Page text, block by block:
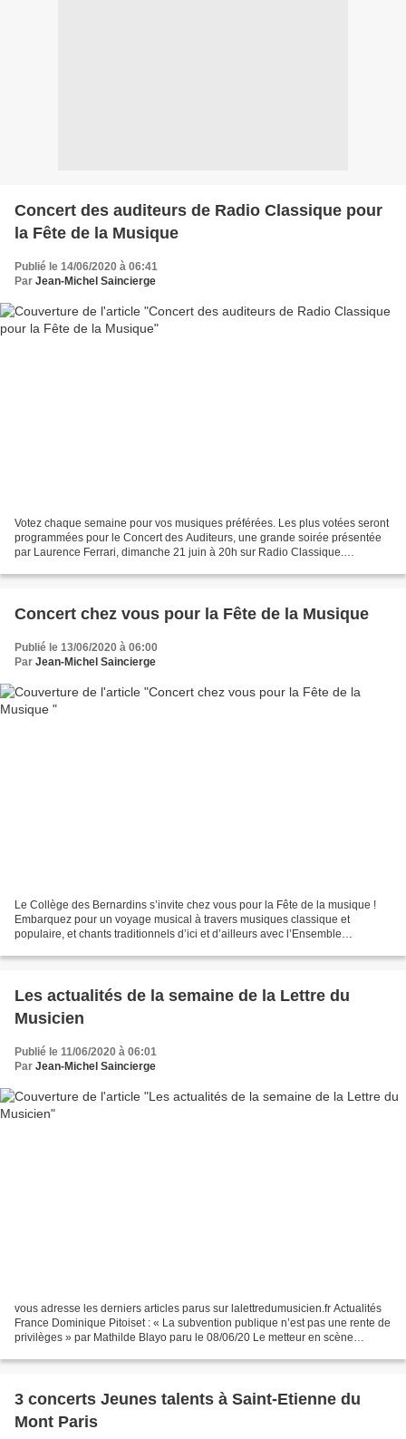
Concert des auditeurs de Radio Classique pour
la Fête de la Musique
Publié le 14/06/2020 à 06:41
Par Jean-Michel Saincierge
Votez chaque semaine pour vos musiques préférées. Les plus votées seront
programmées pour le Concert des Auditeurs, une grande soirée présentée
par Laurence Ferrari, dimanche 21 juin à 20h sur Radio Classique.
Concert chez vous pour la Fête de la Musique
Publié le 13/06/2020 à 06:00
Par Jean-Michel Saincierge
Le Collège des Bernardins s’invite chez vous pour la Fête de la musique !
Embarquez pour un voyage musical à travers musiques classique et
populaire, et chants traditionnels d’ici et d’ailleurs avec l’Ensemble
Les actualités de la semaine de la Lettre du
Musicien
Publié le 11/06/2020 à 06:01
Par Jean-Michel Saincierge
vous adresse les derniers articles parus sur lalettredumusicien.fr Actualités
France Dominique Pitoiset : « La subvention publique n’est pas une rente de
privilèges » par Mathilde Blayo paru le 08/06/20 Le metteur en scène
3 concerts Jeunes talents à Saint-Etienne du
Mont Paris